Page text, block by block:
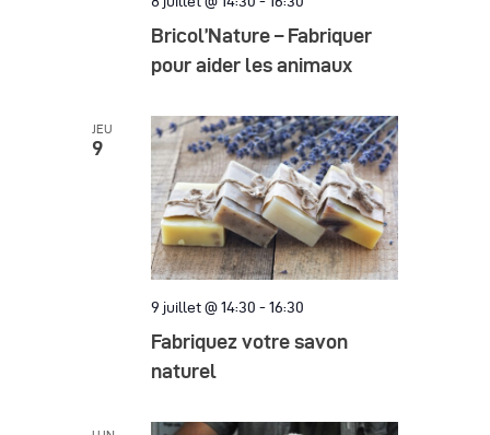
Bricol’Nature – Fabriquer
pour aider les animaux
JEU
9
9 juillet @ 14:30 - 16:30
Fabriquez votre savon
naturel